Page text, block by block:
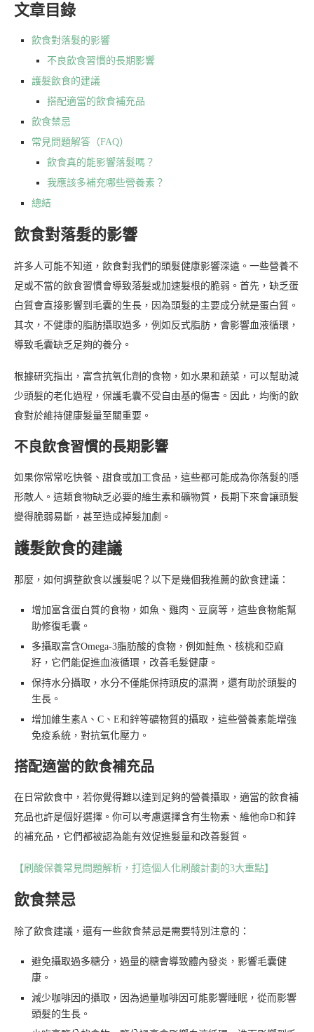
文章目錄
飲食對落髮的影響
不良飲食習慣的長期影響
護髮飲食的建議
搭配適當的飲食補充品
飲食禁忌
常見問題解答（FAQ）
飲食真的能影響落髮嗎？
我應該多補充哪些營養素？
總結
飲食對落髮的影響
許多人可能不知道，飲食對我們的頭髮健康影響深遠。一些營養不
足或不當的飲食習慣會導致落髮或加速髮根的脆弱。首先，缺乏蛋
白質會直接影響到毛囊的生長，因為頭髮的主要成分就是蛋白質。
其次，不健康的脂肪攝取過多，例如反式脂肪，會影響血液循環，
導致毛囊缺乏足夠的養分。
根據研究指出，富含抗氧化劑的食物，如水果和蔬菜，可以幫助減
少頭髮的老化過程，保護毛囊不受自由基的傷害。因此，均衡的飲
食對於維持健康髮量至關重要。
不良飲食習慣的長期影響
如果你常常吃快餐、甜食或加工食品，這些都可能成為你落髮的隱
形敵人。這類食物缺乏必要的維生素和礦物質，長期下來會讓頭髮
變得脆弱易斷，甚至造成掉髮加劇。
護髮飲食的建議
那麼，如何調整飲食以護髮呢？以下是幾個我推薦的飲食建議：
增加富含蛋白質的食物，如魚、雞肉、豆腐等，這些食物能幫
助修復毛囊。
多攝取富含Omega-3脂肪酸的食物，例如鮭魚、核桃和亞麻
籽，它們能促進血液循環，改善毛髮健康。
保持水分攝取，水分不僅能保持頭皮的濕潤，還有助於頭髮的
生長。
增加維生素A、C、E和鋅等礦物質的攝取，這些營養素能增強
免疫系統，對抗氧化壓力。
搭配適當的飲食補充品
在日常飲食中，若你覺得難以達到足夠的營養攝取，適當的飲食補
充品也許是個好選擇。你可以考慮選擇含有生物素、維他命D和鋅
的補充品，它們都被認為能有效促進髮量和改善髮質。
【刷酸保養常見問題解析，打造個人化刷酸計劃的3大重點】
飲食禁忌
除了飲食建議，還有一些飲食禁忌是需要特別注意的：
避免攝取過多糖分，過量的糖會導致體內發炎，影響毛囊健
康。
減少咖啡因的攝取，因為過量咖啡因可能影響睡眠，從而影響
頭髮的生長。